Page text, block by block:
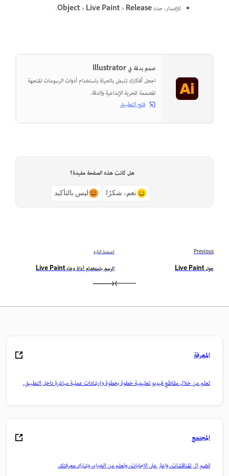
للإصدار، حدد
Object>Live Paint>Release
.
صمم بدقة في Illustrator
اجعل أفكارك تنبض بالحياة باستخدام أدوات الرسومات المتجهة
المصممة للحرية الإبداعية والدقة.
فتح التطبيق
هل كانت هذه الصفحة مفيدة؟
نعم، شكرًا ليس بالتأكيد
Previous
حول Live Paint
الصفحة التالية
الرسم باستخدام أداة وعاء Live Paint
المعرفة
تعلم من خلال مقاطع فيديو تعليمية خطوة بخطوة وإرشادات عملية مباشرة داخل التطبيق.
المجتمع
انضم إلى المناقشات، واعثر على الإجابات، وتعلم من الخبراء، وشارك معرفتك.